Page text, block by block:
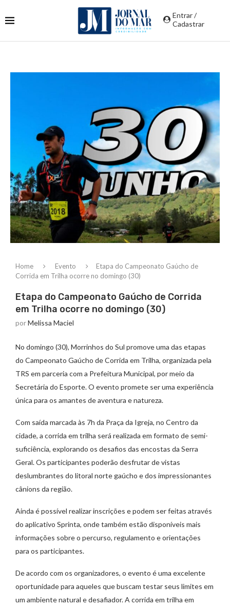
Entrar /
Cadastrar
Home Evento
Etapa do Campeonato Gaúcho de
Corrida em Trilha ocorre no domingo (30)
Etapa do Campeonato Gaúcho de Corrida
em Trilha ocorre no domingo (30)
porMelissa Maciel
No domingo (30), Morrinhos do Sul promove uma das etapas
do Campeonato Gaúcho de Corrida em Trilha, organizada pela
TRS em parceria com a Prefeitura Municipal, por meio da
Secretária do Esporte. O evento promete ser uma experiência
única para os amantes de aventura e natureza.
Com saída marcada às 7h da Praça da Igreja, no Centro da
cidade, a corrida em trilha será realizada em formato de semi-
suficiência, explorando os desafios das encostas da Serra
Geral. Os participantes poderão desfrutar de vistas
deslumbrantes do litoral norte gaúcho e dos impressionantes
cânions da região.
Ainda é possível realizar inscrições e podem ser feitas através
do aplicativo Sprinta, onde também estão disponíveis mais
informações sobre o percurso, regulamento e orientações
para os participantes.
De acordo com os organizadores, o evento é uma excelente
oportunidade para aqueles que buscam testar seus limites em
um ambiente natural e desafiador. A corrida em trilha em